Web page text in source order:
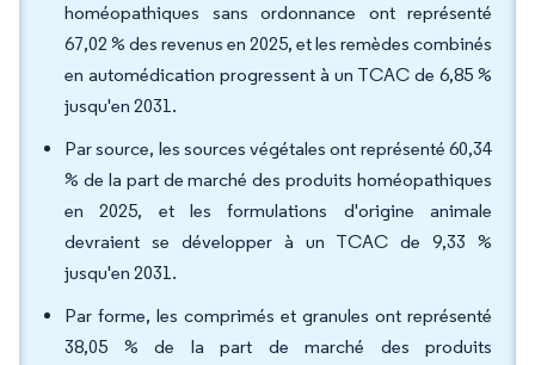
homéopathiques sans ordonnance ont représenté
67,02 % des revenus en 2025, et les remèdes combinés
en automédication progressent à un TCAC de 6,85 %
jusqu'en 2031.
Par source, les sources végétales ont représenté 60,34
% de la part de marché des produits homéopathiques
en 2025, et les formulations d'origine animale
devraient se développer à un TCAC de 9,33 %
jusqu'en 2031.
Par forme, les comprimés et granules ont représenté
38,05 % de la part de marché des produits